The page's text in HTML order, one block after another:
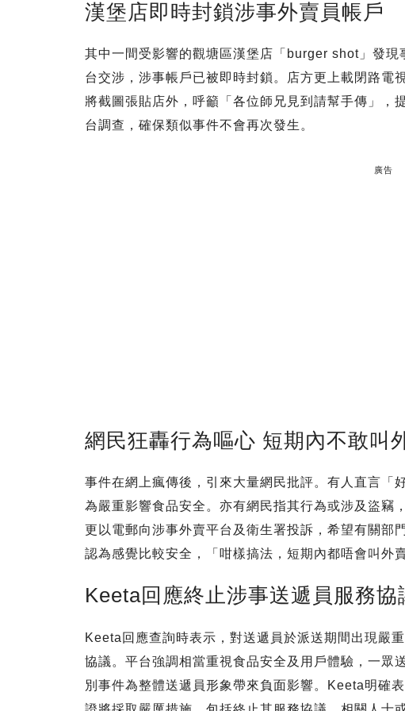
漢堡店即時封鎖涉事外賣員帳戶
其中一間受影響的觀塘區漢堡店「burger shot」發
台交涉，涉事帳戶已被即時封鎖。店方更上載閉路電
將截圖張貼店外，呼籲「各位師兄見到請幫手傳」，
台調查，確保類似事件不會再次發生。
廣告
網民狂轟行為嘔心 短期內不敢叫
事件在網上瘋傳後，引來大量網民批評。有人直言「
為嚴重影響食品安全。亦有網民指其行為或涉及盜竊
更以電郵向涉事外賣平台及衛生署投訴，希望有關部
認為感覺比較安全，「咁樣搞法，短期內都唔會叫外
Keeta回應終止涉事送遞員服務協
Keeta回應查詢時表示，對送遞員於派送期間出現嚴
協議。平台強調相當重視食品安全及用戶體驗，一眾
別事件為整體送遞員形象帶來負面影響。Keeta明確